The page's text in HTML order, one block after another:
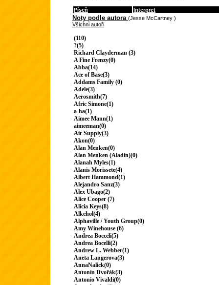
Píseň Interpret
Noty podle autora (Jesse McCartney )
Všichni autoři
(110)
?(5)
Richard Clayderman (3)
A Fine Frenzy(0)
Abba(14)
Ace of Base(3)
Addams Family (0)
Adele(3)
Aerosmith(7)
Afric Simone(1)
a-ha(1)
Aimee Mann(1)
aimeeman(0)
Air Supply(3)
Akon(0)
Alan Menken(0)
Alan Menken (Aladin)(0)
Alanah Myles(1)
Alanis Morissete(4)
Albert Hammond(1)
Alejandro Sanz(3)
Alex Ubago(2)
Alice Cooper (7)
Alicia Keys(8)
Alkehol(4)
Alphaville / Youth Group(0)
Amy Winehouse (6)
Andrea Bocceli(5)
Andrea Bocelli(2)
Andrew L. Webber(1)
Aneta Langerova(3)
AnnaNalick(0)
Antonín Dvořák(3)
Antonio Vivaldi(0)